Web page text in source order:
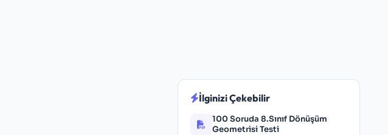
İlginizi Çekebilir
100 Soruda 8.Sınıf Dönüşüm
Geometrisi Testi